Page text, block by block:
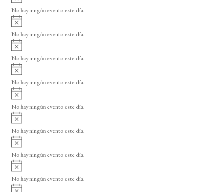
o
v
i
o
No hay ningún evento este día.
A
v
i
o
No hay ningún evento este día.
A
v
i
o
No hay ningún evento este día.
A
v
i
o
No hay ningún evento este día.
A
v
i
o
No hay ningún evento este día.
A
v
i
o
No hay ningún evento este día.
A
v
i
o
No hay ningún evento este día.
A
v
i
No hay ningún evento este día.
A